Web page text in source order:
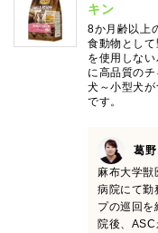
キン
8か月齢以上
食動物とし
を使用しな
に高品質の
犬～小型犬
です。
葛
麻布大学獣
病院にて勤
プの巡回を
院後、ASC